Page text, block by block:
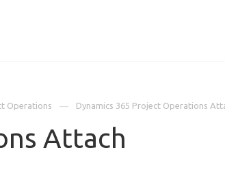
Operations Dynamics 365 Project Operations
Attach